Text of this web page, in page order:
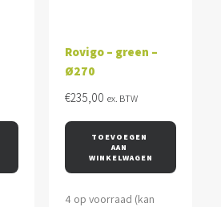
Rovigo – green –
Ø270
€235,00 ex. BTW
TOEVOEGEN
AAN
WINKELWAGEN
4 op voorraad (kan